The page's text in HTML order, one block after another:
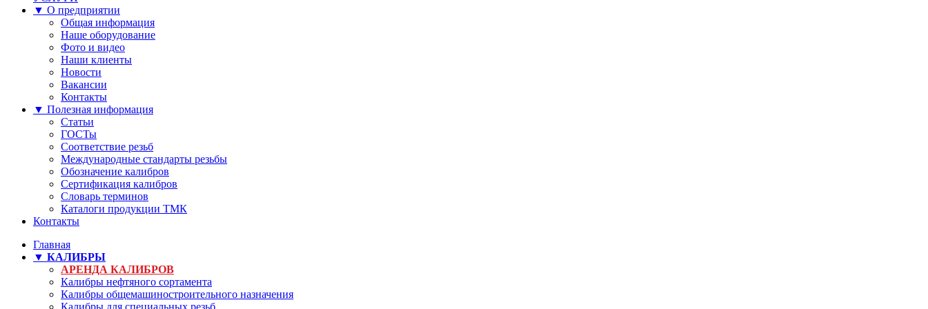
▼ О предприятии
Общая информация
Наше оборудование
Фото и видео
Наши клиенты
Новости
Вакансии
Контакты
▼ Полезная информация
Статьи
ГОСТы
Соответствие резьб
Международные стандарты резьбы
Обозначение калибров
Сертификация калибров
Словарь терминов
Каталоги продукции ТМК
Контакты
Главная
▼ КАЛИБРЫ
АРЕНДА КАЛИБРОВ
Калибры нефтяного сортамента
Калибры общемашиностроительного назначения
Калибры для специальных резьб